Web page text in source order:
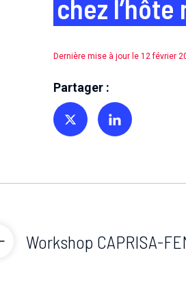
chez l’hôte
Dernière mise à jour le 12 février
Partager :
Partager sur TwitterPartager sur Linkedin
Workshop CAPRISA-